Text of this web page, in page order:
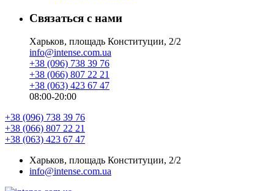
Связаться с нами
Харьков, площадь Конституции, 2/2
info@intense.com.ua
+38 (096) 738 39 76
+38 (066) 807 22 21
+38 (063) 423 67 47
08:00-20:00
+38 (096) 738 39 76
+38 (066) 807 22 21
+38 (063) 423 67 47
Харьков, площадь Конституции, 2/2
info@intense.com.ua